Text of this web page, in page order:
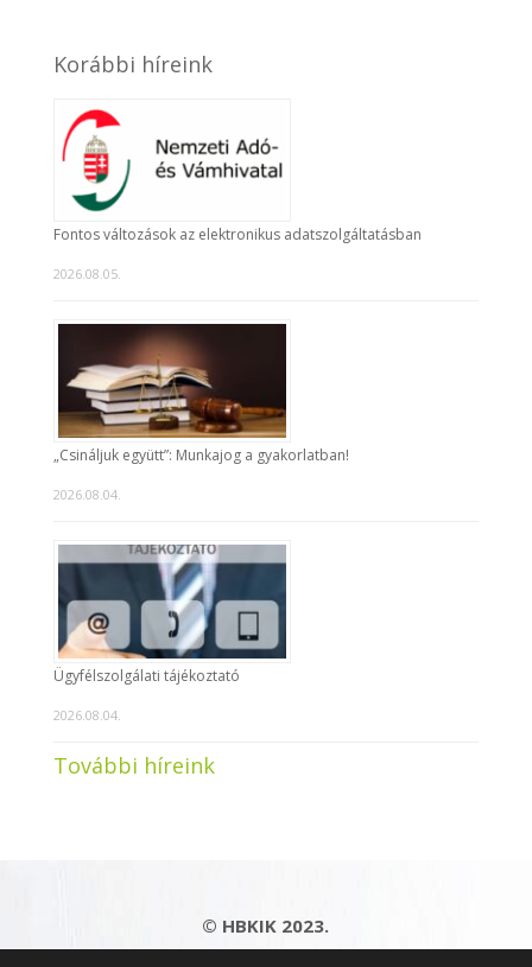
Korábbi híreink
Fontos változások az elektronikus adatszolgáltatásban
2026.08.05.
„Csináljuk együtt”: Munkajog a gyakorlatban!
2026.08.04.
Ügyfélszolgálati tájékoztató
2026.08.04.
További híreink
© HBKIK 2023.
Adatkezelési tájékoztató|Impresszum|